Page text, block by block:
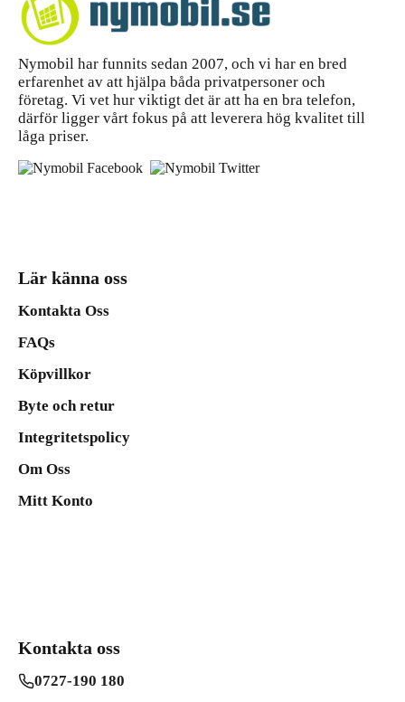
Nymobil har funnits sedan 2007, och vi har en bred
erfarenhet av att hjälpa båda privatpersoner och
företag. Vi vet hur viktigt det är att ha en bra telefon,
därför ligger vårt fokus på att leverera hög kvalitet till
låga priser.
Lär känna oss
Kontakta Oss
FAQs
Köpvillkor
Byte och retur
Integritetspolicy
Om Oss
Mitt Konto
Kontakta oss
0727-190 180